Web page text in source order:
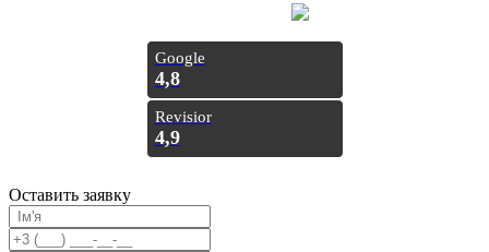
Google
4,8
Revisior
4,9
Оставить заявку